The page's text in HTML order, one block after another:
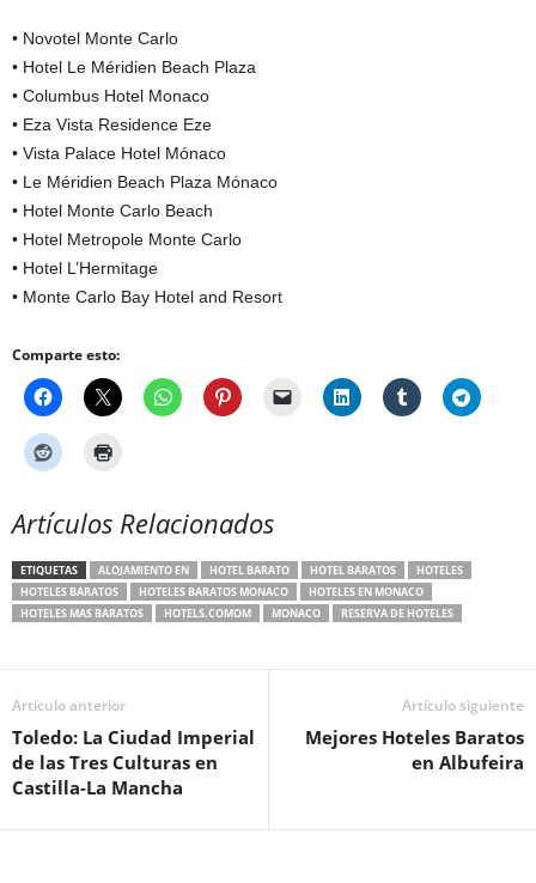
• Novotel Monte Carlo
• Hotel Le Méridien Beach Plaza
• Columbus Hotel Monaco
• Eza Vista Residence Eze
• Vista Palace Hotel Mónaco
• Le Méridien Beach Plaza Mónaco
• Hotel Monte Carlo Beach
• Hotel Metropole Monte Carlo
• Hotel L’Hermitage
• Monte Carlo Bay Hotel and Resort
Comparte esto:
Artículos Relacionados
ETIQUETAS ALOJAMIENTO EN HOTEL BARATO HOTEL BARATOS
HOTELES
HOTELES BARATOS
HOTELES BARATOS MONACO
HOTELES EN MONACO
HOTELES MAS BARATOS
HOTELS.COMOM MONACO RESERVA DE HOTELES
Artículo anterior
Toledo: La Ciudad Imperial
de las Tres Culturas en
Castilla-La Mancha
Artículo siguiente
Mejores Hoteles Baratos
en Albufeira